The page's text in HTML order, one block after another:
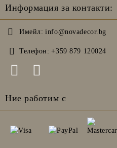
Информация за контакти:
Имейл: info@novadecor.bg
Телефон: +359 879 120024
Ние работим с